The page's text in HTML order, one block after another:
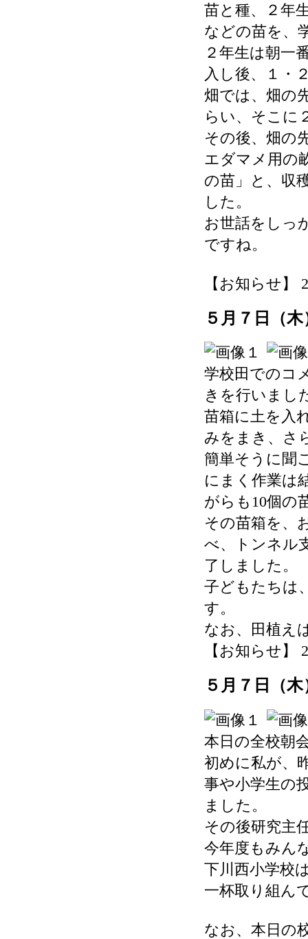
苗と種、２年
などの苗を、
２年生は朝一
入し後、１・
畑では、畑の
らい、そこに
その後、畑の
エダマメ用の
の苗」と、収
した。
お世話をしっ
ですね。
【お知らせ】
５月７日（
学校田でのコ
きを行いまし
苗箱に土を入
みをまき、さ
簡単そうに聞
にまく作業は
がらも10個の
その苗箱を、
べ、トンネル
了しました。
子どもたちは
す。
なお、田植え
【お知らせ】
５月７日（
本日の全校朝
初めに私が、
事や小学生の
ました。
その後研究主
今年度もみん
下川西小学校
一杯取り組ん
なお、本日の